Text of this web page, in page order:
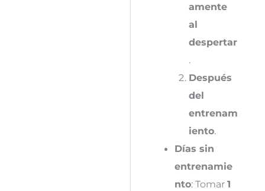
amente
al
despertar
.
Después
del
entrenam
iento.
Días sin
entrenamie
nto: Tomar 1